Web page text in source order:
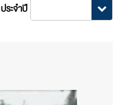
ประจำปี